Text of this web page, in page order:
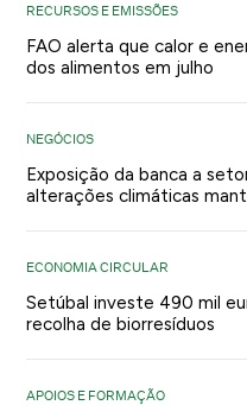
RECURSOS E EMISSÕES
FAO alerta que calor e
dos alimentos em julho
NEGÓCIOS
Exposição da banca a
alterações climáticas
ECONOMIA CIRCULAR
Setúbal investe 490 mil
recolha de biorresíduos
APOIOS E FORMAÇÃO